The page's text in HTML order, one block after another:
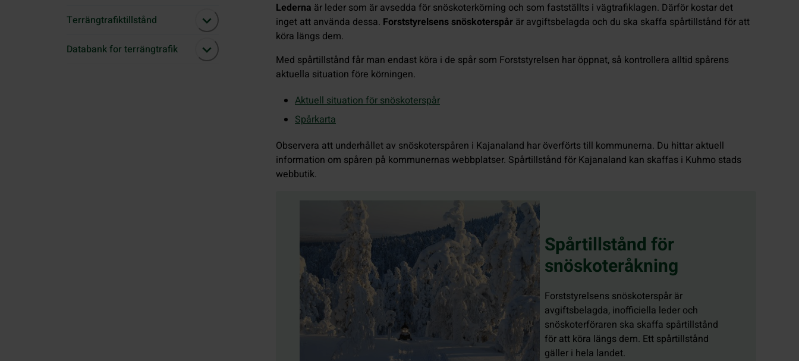
Terrängtrafiktillstånd
Databank for terrängtrafik
Lederna är leder som är avsedda för snöskoterkörning och som fastställts i vägtrafiklagen. Därför kostar det
inget att använda dessa. Forststyrelsens snöskoterspår är avgiftsbelagda och du ska skaffa spårtillstånd för att
köra längs dem.
Med spårtillstånd får man endast köra i de spår som Forststyrelsen har öppnat, så kontrollera alltid spårens
aktuella situation före körningen.
Aktuell situation för snöskoterspår
Spårkarta
Observera att underhållet av snöskoterspåren i Kajanaland har överförts till kommunerna. Du hittar aktuell
information om spåren på kommunernas webbplatser. Spårtillstånd för Kajanaland kan skaffas i Kuhmo stads
webbutik.
Spårtillstånd för
snöskoteråkning
Forststyrelsens snöskoterspår är
avgiftsbelagda, inofficiella leder och
snöskoterföraren ska skaffa spårtillstånd
för att köra längs dem. Ett spårtillstånd
gäller i hela landet.